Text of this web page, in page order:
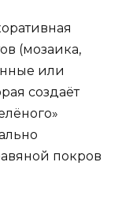
(мозаика,
или
создаёт
покров